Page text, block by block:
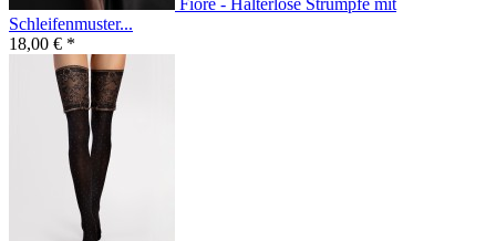
Fiore - Halterlose Strümpfe mit
Schleifenmuster...
18,00 € *